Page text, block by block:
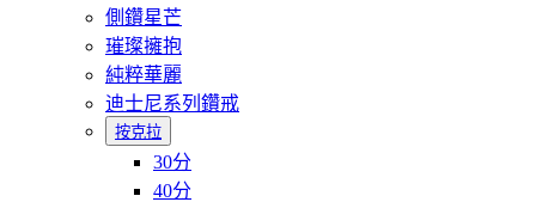
側鑽星芒
璀璨擁抱
純粹華麗
迪士尼系列鑽戒
按克拉
30分
40分